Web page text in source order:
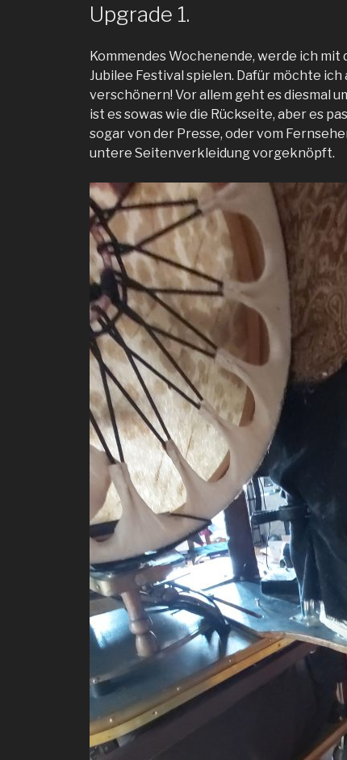
Upgrade 1.
Kommendes Wochenende, werde ich
Jubilee Festival spielen. Dafür möchte
verschönern! Vor allem geht es diesmal
ist es sowas wie die Rückseite, aber es
sogar von der Presse, oder vom
untere Seitenverkleidung vorgeknöpft.